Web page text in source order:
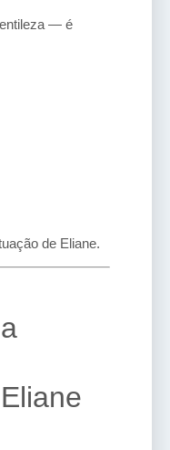
— é
de Eliane.